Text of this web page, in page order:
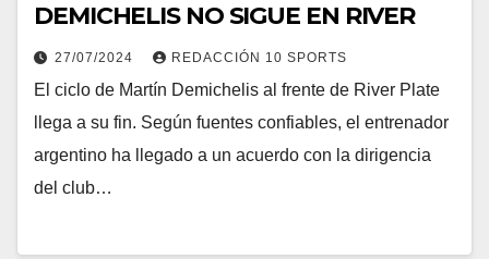
DEMICHELIS NO SIGUE EN RIVER
27/07/2024 REDACCIÓN 10 SPORTS
El ciclo de Martín Demichelis al frente de River Plate
llega a su fin. Según fuentes confiables, el entrenador
argentino ha llegado a un acuerdo con la dirigencia
del club…